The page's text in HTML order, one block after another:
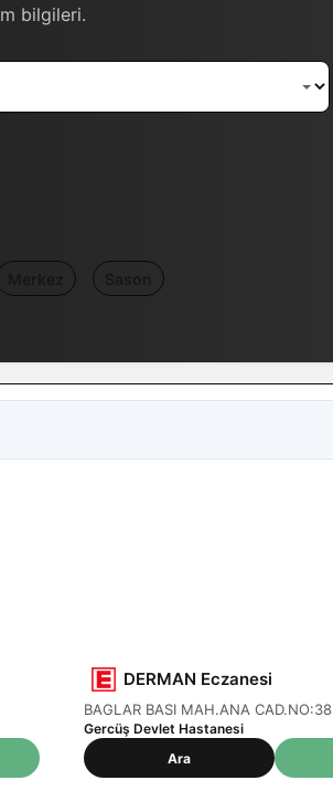
Sistem Modu
bilgileri.
DERMAN Eczanesi
BAGLAR BASI MAH.ANA CAD.NO:38
Gercüş Devlet Hastanesi
Ara